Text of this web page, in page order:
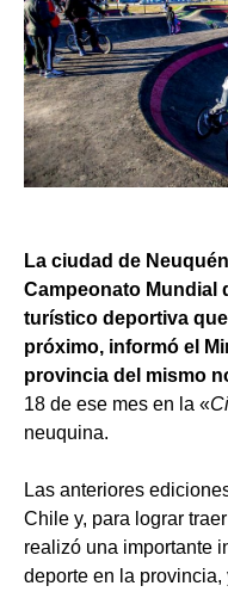
La ciudad de
Campeonato Mundial
turístico deportiva
próximo, informó el
provincia del mismo
18 de ese mes en la «
neuquina.
Las anteriores
Chile y, para lograr
realizó una importante
deporte en la